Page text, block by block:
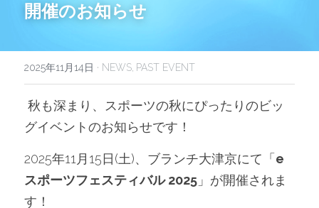
EVENTS
COMMUNITY
COMPANY
開催のお知らせ
2025年11月14日 · NEWS, PAST EVENT
グイベントのお知らせです！
2025年11月15日(土)、ブランチ大津京にて「 e
スポーツフェスティバル 2025 」が開催されま
す！